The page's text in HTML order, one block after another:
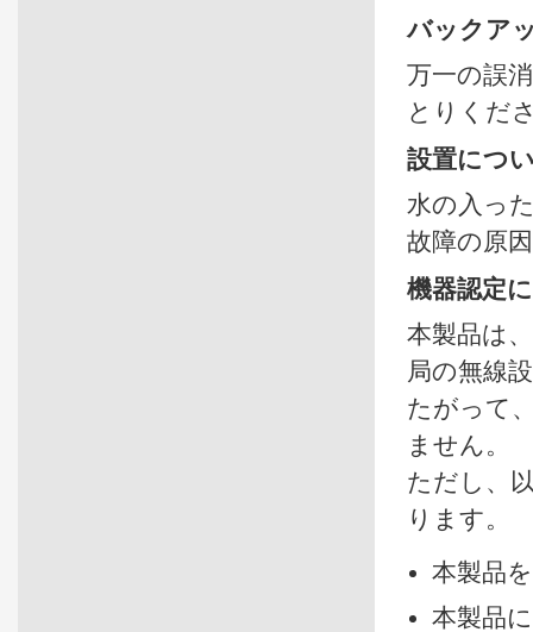
バックア
万一の誤
とりくだ
設置につ
水の入っ
故障の原
機器認定
本製品は
局の無線
たがって
ません。
ただし、
ります。
本製品
本製品